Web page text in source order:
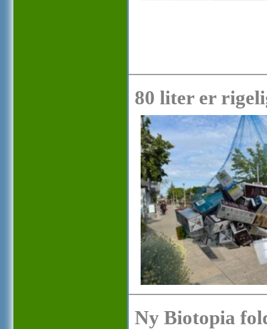
80 liter er
Ny Biotopia